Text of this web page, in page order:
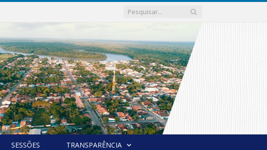
SESSÕES TRANSPARÊNCIA